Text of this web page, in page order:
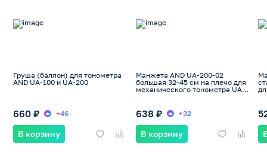
Груша (баллон) для тонометра
AND UA-100 и UA-200
660 ₽ +46
В корзину
Манжета AND UA-200-02
большая 32-45 см на плечо для
механического тонометра UA-
638 ₽ +32
В корзину